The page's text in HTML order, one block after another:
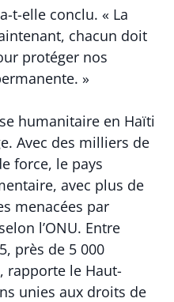
t-elle conclu. « La
chacun doit
protéger nos
»
humanitaire en Haïti
Avec des milliers de
force, le pays
avec plus de
menacées par
l’ONU. Entre
près de 5 000
rapporte le Haut-
unies aux droits de